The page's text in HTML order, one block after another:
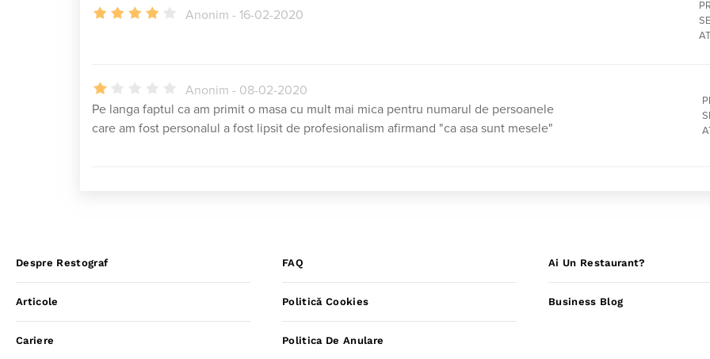
Anonim - 16-02-2020
Anonim - 08-02-2020
Pe langa faptul ca am primit o masa cu mult mai mica pentru numarul de persoanele
care am fost personalul a fost lipsit de profesionalism afirmand "ca asa sunt mesele"
Despre Restograf
Articole
Cariere
FAQ
Politică Cookies
Politica De Anulare
Ai Un Restaurant?
Business Blog